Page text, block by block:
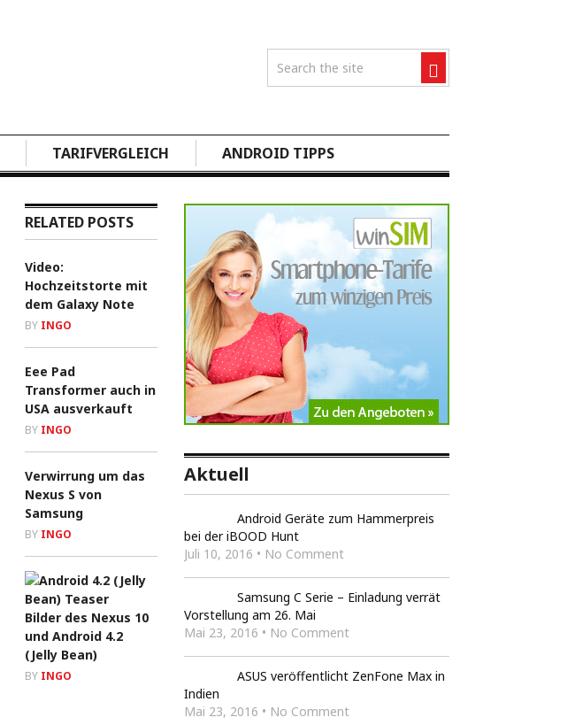
TARIFVERGLEICH ANDROID TIPPS
RELATED POSTS
Video:
Hochzeitstorte mit
dem Galaxy Note
BY INGO
Eee Pad
Transformer auch in
USA ausverkauft
BY INGO
Verwirrung um das
Nexus S von
Samsung
BY INGO
Bilder des Nexus 10
und Android 4.2
(Jelly Bean)
BY INGO
Aktuell
Android Geräte zum Hammerpreis
bei der iBOOD Hunt
Juli 10, 2016 • No Comment
Samsung C Serie – Einladung verrät
Vorstellung am 26. Mai
Mai 23, 2016 • No Comment
ASUS veröffentlicht ZenFone Max in
Indien
Mai 23, 2016 • No Comment